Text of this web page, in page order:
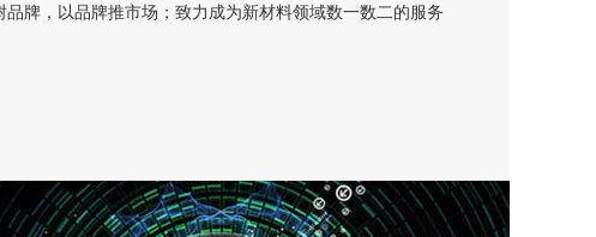
牌，以品牌推市场；致力成为新材料领域数一数二的服务